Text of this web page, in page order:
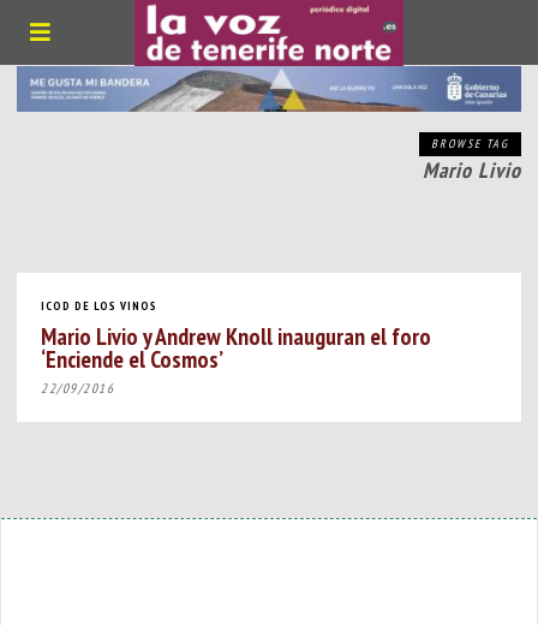
BROWSE TAG
Mario Livio
ICOD DE LOS VINOS
Mario Livio y Andrew Knoll inauguran el foro
‘Enciende el Cosmos’
22/09/2016